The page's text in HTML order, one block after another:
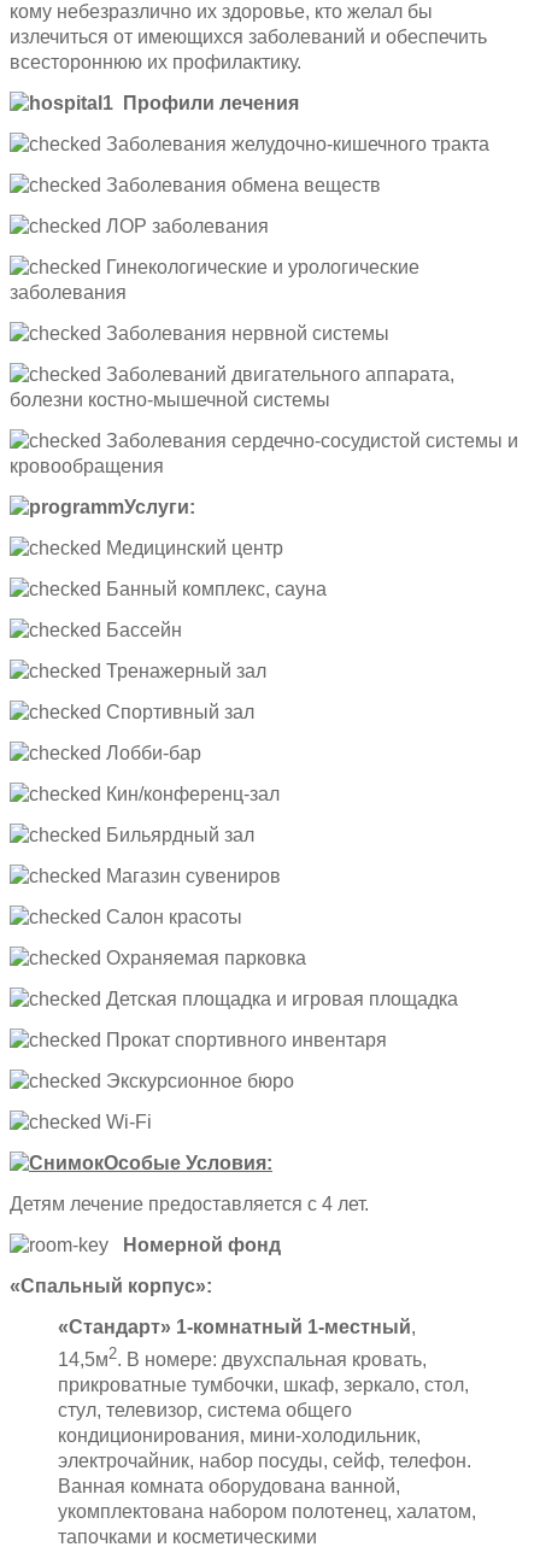
кому небезразлично их здоровье, кто желал бы
излечиться от имеющихся заболеваний и обеспечить
всестороннюю их профилактику.
Профили лечения
Заболевания желудочно-кишечного тракта
Заболевания обмена веществ
ЛОР заболевания
Гинекологические и урологические
заболевания
Заболевания нервной системы
Заболеваний двигательного аппарата,
болезни костно-мышечной системы
Заболевания сердечно-сосудистой системы и
кровообращения
Услуги:
Медицинский центр
Банный комплекс, сауна
Бассейн
Тренажерный зал
Спортивный зал
Лобби-бар
Кин/конференц-зал
Бильярдный зал
Магазин сувениров
Салон красоты
Охраняемая парковка
Детская площадка и игровая площадка
Прокат спортивного инвентаря
Экскурсионное бюро
Wi-Fi
Особые Условия:
Детям лечение предоставляется с 4 лет.
Номерной фонд
«Спальный корпус»:
«Стандарт» 1-комнатный 1-местный,
14,5м2. В номере: двухспальная кровать,
прикроватные тумбочки, шкаф, зеркало, стол,
стул, телевизор, система общего
кондиционирования, мини-холодильник,
электрочайник, набор посуды, сейф, телефон.
Ванная комната оборудована ванной,
укомплектована набором полотенец, халатом,
тапочками и косметическими